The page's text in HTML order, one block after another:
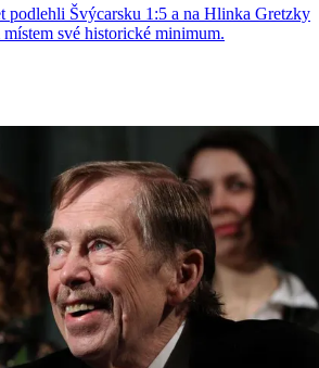
podlehli Švýcarsku 1:5 a na Hlinka Gretzky
své historické minimum.